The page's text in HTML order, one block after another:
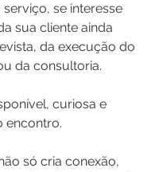
se interesse
sua cliente ainda
da execução do
da consultoria.
curiosa e
encontro.
só cria conexão,